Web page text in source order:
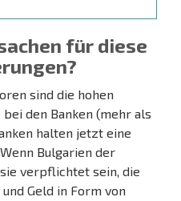
für diese
sind die hohen
den Banken (mehr als
halten jetzt eine
Bulgarien der
verpflichtet sein, die
Geld in Form von